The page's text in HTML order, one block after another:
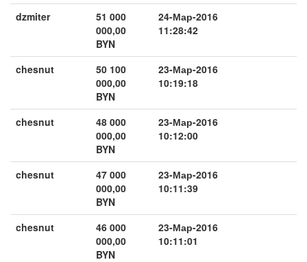
dzmiter
51 000
000,00
BYN
24-Мар-2016
11:28:42
chesnut
50 100
000,00
BYN
23-Мар-2016
10:19:18
chesnut
48 000
000,00
BYN
23-Мар-2016
10:12:00
chesnut
47 000
000,00
BYN
23-Мар-2016
10:11:39
chesnut
46 000
000,00
BYN
23-Мар-2016
10:11:01